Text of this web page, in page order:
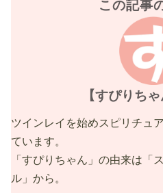
この記事
【すぴりちゃ
ツインレイを始めスピリチュ
ています。
「すぴりちゃん」の由来は「
ル」から。